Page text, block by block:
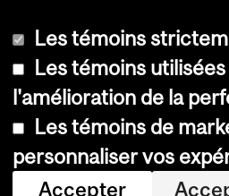
© Université
Avis sur les
Les témoins
Les témoins
l'amélioration de la
Les témoins de
personnaliser vos
Accepter